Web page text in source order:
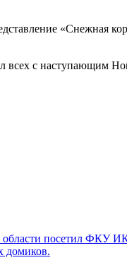
«Снежная
всех с наступающим
области посетил
домиков.